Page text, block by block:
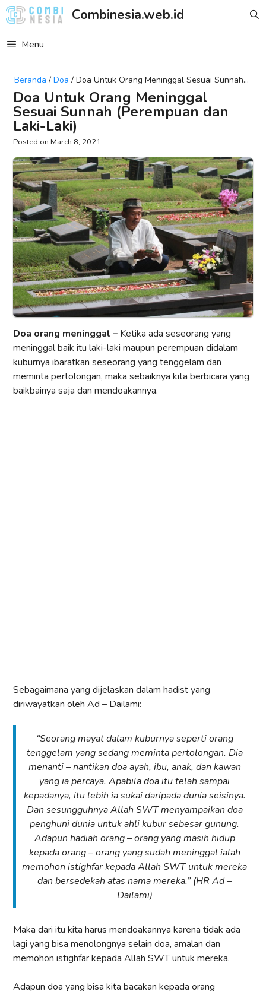
Skip
to
Combinesia.web.id
Menu
Beranda / Doa / Doa Untuk Orang Meninggal Sesuai Sunnah
(Perempuan Dan Laki-Laki)
Doa Untuk Orang Meninggal
Sesuai Sunnah (Perempuan dan
Laki-Laki)
March 8, 2021
Doa orang meninggal – Ketika ada seseorang yang
meninggal baik itu laki-laki maupun perempuan didalam
kuburnya ibaratkan seseorang yang tenggelam dan
meminta pertolongan, maka sebaiknya kita berbicara yang
baikbainya saja dan mendoakannya.
Sebagaimana yang dijelaskan dalam hadist yang
diriwayatkan oleh Ad – Dailami:
“Seorang mayat dalam kuburnya seperti orang
tenggelam yang sedang meminta pertolongan. Dia
menanti – nantikan doa ayah, ibu, anak, dan kawan
yang ia percaya. Apabila doa itu telah sampai
kepadanya, itu lebih ia sukai daripada dunia seisinya.
Dan sesungguhnya Allah SWT menyampaikan doa
penghuni dunia untuk ahli kubur sebesar gunung.
Adapun hadiah orang – orang yang masih hidup
kepada orang – orang yang sudah meninggal ialah
memohon istighfar kepada Allah SWT untuk mereka
dan bersedekah atas nama mereka.” (HR Ad –
Dailami)
Maka dari itu kita harus mendoakannya karena tidak ada
lagi yang bisa menolongnya selain doa, amalan dan
memohon istighfar kepada Allah SWT untuk mereka.
Adapun doa yang bisa kita bacakan kepada orang